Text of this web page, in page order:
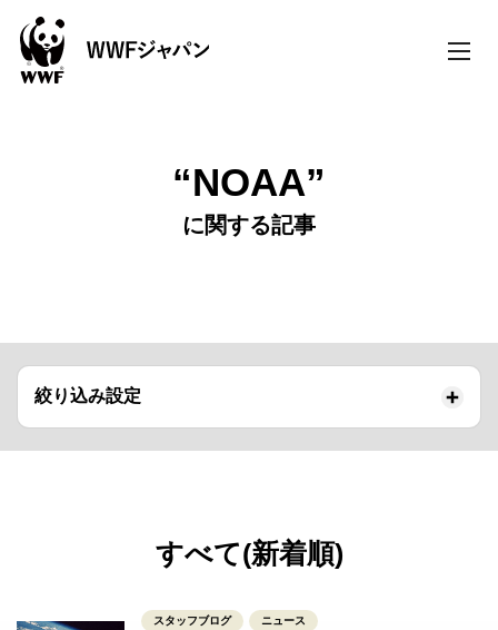
toggle
“NOAA”
に関する記事
絞り込み設定
すべて(新着順)
スタッフブログ ニュース